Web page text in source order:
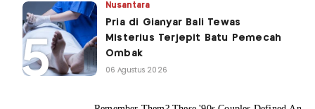
Nusantara
Pria di Gianyar Bali Tewas
Misterius Terjepit Batu Pemecah
Ombak
06 Agustus 2026